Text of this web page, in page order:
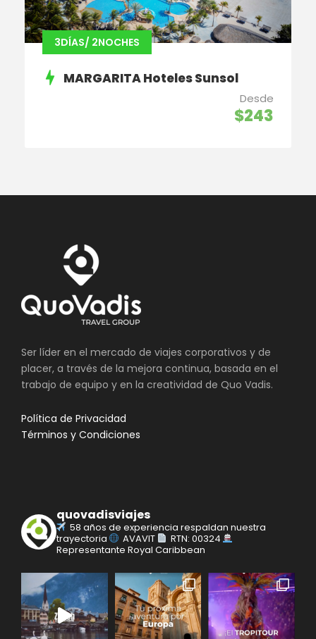
3DÍAS/ 2NOCHES
MARGARITA Hoteles Sunsol
Desde
$243
Ser líder en el mercado de viajes corporativos y de
placer, a través de la mejora continua, basada en el
trabajo de equipo y en la creatividad de Quo Vadis.
Política de Privacidad
Términos y Condiciones
quovadisviajes
58 años de experiencia respaldan nuestra
trayectoria
AVAVIT
RTN: 00324
Representante Royal Caribbean